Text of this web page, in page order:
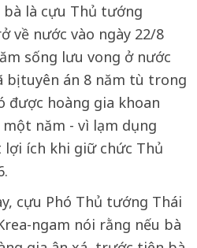
là cựu Thủ tướng
về nước vào ngày 22/8
sống lưu vong ở nước
bị tuyên án 8 năm tù trong
được hoàng gia khoan
năm - vì lạm dụng
ích khi giữ chức Thủ
cựu Phó Thủ tướng Thái
ngam nói rằng nếu bà